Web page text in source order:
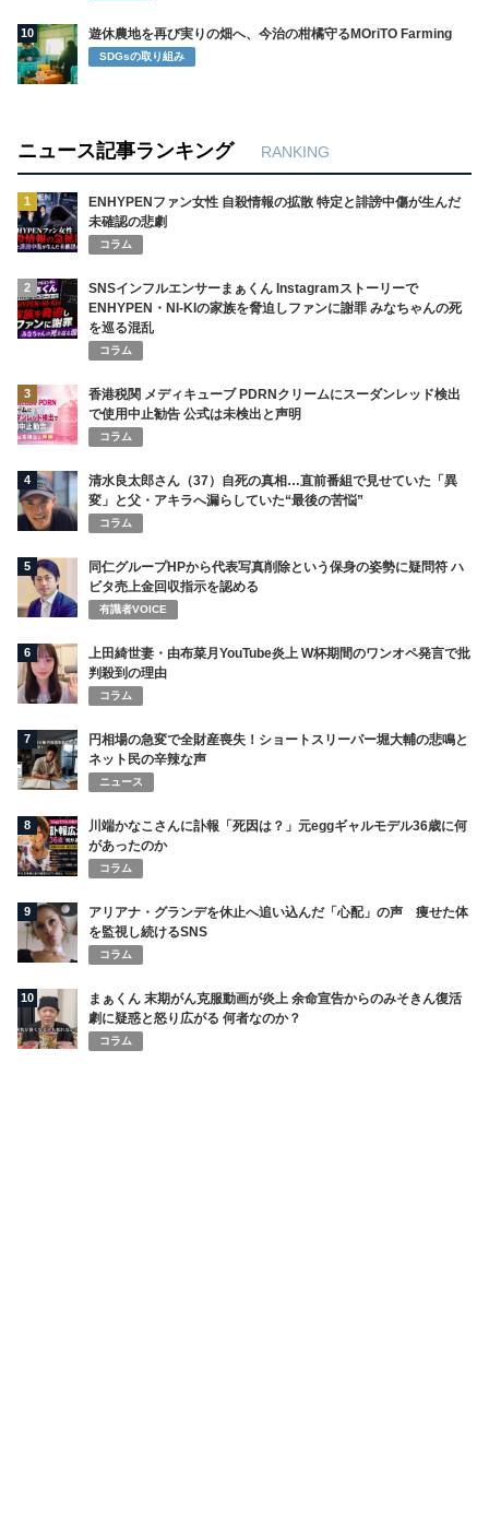
10 遊休農地を再び実りの畑へ、今治の柑橘守るMOriTO Farming
SDGsの取り組み
ニュース記事ランキング RANKING
1
ENHYPENファン女性 自殺情報の拡散 特定と誹謗中傷が生んだ
未確認の悲劇
コラム
2
SNSインフルエンサーまぁくん Instagramストーリーで
ENHYPEN・NI-KIの家族を脅迫しファンに謝罪 みなちゃんの死
を巡る混乱
コラム
3
香港税関 メディキューブ PDRNクリームにスーダンレッド検出
で使用中止勧告 公式は未検出と声明
コラム
4
清水良太郎さん（37）自死の真相…直前番組で見せていた「異
変」と父・アキラへ漏らしていた“最後の苦悩”
コラム
5
同仁グループHPから代表写真削除という保身の姿勢に疑問符 ハ
ビタ売上金回収指示を認める
有識者VOICE
6
上田綺世妻・由布菜月YouTube炎上 W杯期間のワンオペ発言で批
判殺到の理由
コラム
7
円相場の急変で全財産喪失！ショートスリーパー堀大輔の悲鳴と
ネット民の辛辣な声
ニュース
8
川端かなこさんに訃報「死因は？」元eggギャルモデル36歳に何
があったのか
コラム
9
アリアナ・グランデを休止へ追い込んだ「心配」の声 痩せた体
を監視し続けるSNS
コラム
10
まぁくん 末期がん克服動画が炎上 余命宣告からのみそきん復活
劇に疑惑と怒り広がる 何者なのか？
コラム